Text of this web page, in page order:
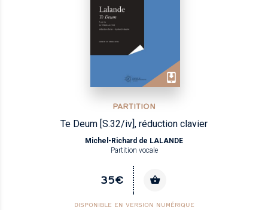
PARTITION
Te Deum [S.32/iv], réduction clavier
Michel-Richard de LALANDE
Partition vocale
35€
DISPONIBLE EN VERSION NUMÉRIQUE